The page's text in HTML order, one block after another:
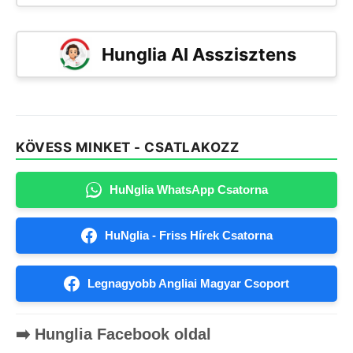
Hunglia AI Asszisztens
KÖVESS MINKET - CSATLAKOZZ
HuNglia WhatsApp Csatorna
HuNglia - Friss Hírek Csatorna
Legnagyobb Angliai Magyar Csoport
➡️ Hunglia Facebook oldal